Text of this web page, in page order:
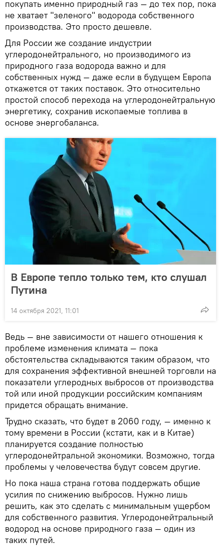
покупать именно природный газ — до тех пор, пока
не хватает "зеленого" водорода собственного
производства. Это просто дешевле.
Для России же создание индустрии
углеродонейтрального, но производимого из
природного газа водорода важно и для
собственных нужд — даже если в будущем Европа
откажется от таких поставок. Это относительно
простой способ перехода на углеродонейтральную
энергетику, сохранив ископаемые топлива в
основе энергобаланса.
В Европе тепло только тем, кто слушал
Путина
14 октября 2021, 11:01
Ведь — вне зависимости от нашего отношения к
проблеме изменения климата — пока
обстоятельства складываются таким образом, что
для сохранения эффективной внешней торговли на
показатели углеродных выбросов от производства
той или иной продукции российским компаниям
придется обращать внимание.
Трудно сказать, что будет в 2060 году, — именно к
тому времени в России (кстати, как и в Китае)
планируется создание полностью
углеродонейтральной экономики. Возможно, тогда
проблемы у человечества будут совсем другие.
Но пока наша страна готова поддержать общие
усилия по снижению выбросов. Нужно лишь
решить, как это сделать с минимальным ущербом
для собственного развития. Углеродонейтральный
водород на основе природного газа — один из
таких путей.